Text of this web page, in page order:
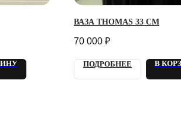
ВАЗА THOMAS 33 СМ
70 000 ₽
ПОДРОБНЕЕ В